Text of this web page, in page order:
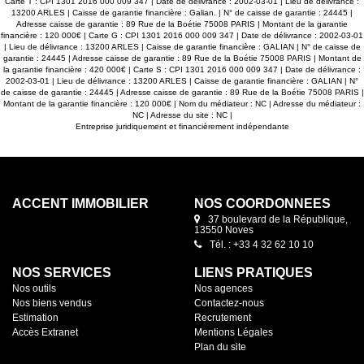
13200 ARLES | Caisse de garantie financière : Galian. | N° de caisse de garantie : 24445 |
Adresse caisse de garantie : 89 Rue de la Boétie 75008 PARIS | Montant de la garantie
financière : 120 000€ | Carte G : CPI 1301 2016 000 009 347 | Date de délivrance : 2002-03-01
| Lieu de délivrance : 13200 ARLES | Caisse de garantie financière : GALIAN | N° de caisse de
garantie : 24445 | Adresse caisse de garantie : 89 Rue de la Boétie 75008 PARIS | Montant de
la garantie financière : 420 000€ | Carte S : CPI 1301 2016 000 009 347 | Date de délivrance :
2002-03-01 | Lieu de délivrance : 13200 ARLES | Caisse de garantie financière : GALIAN | N°
de caisse de garantie : 24445 | Adresse caisse de garantie : 89 Rue de la Boétie 75008 PARIS |
Montant de la garantie financière : 120 000€ | Nom du médiateur : NC | Adresse du médiateur :
NC | Adresse du site : NC |
Entreprise juridiquement et financièrement indépendante
ACCENT IMMOBILIER NOS COORDONNÉES
37 boulevard de la République,
13550 Noves
Tél. : +33 4 32 62 10 10
NOS SERVICES
Nos outils
Nos biens vendus
Estimation
Accès Extranet
LIENS PRATIQUES
Nos agences
Contactez-nous
Recrutement
Mentions Légales
Plan du site